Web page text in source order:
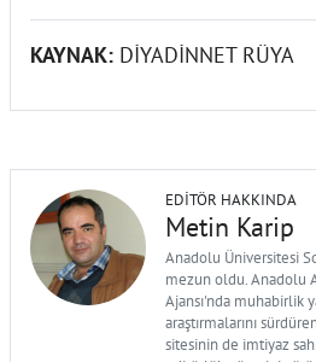
KAYNAK: DİYADİNNET RÜYA
EDITÖR HAKKINDA
Metin Karip
Anadolu Üniversitesi
mezun oldu. Anadolu
Ajansı'nda muhabirlik
araştırmalarını
sitesinin de imtiyaz